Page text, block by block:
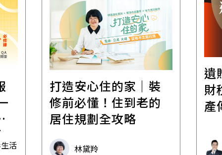
活
打造安心住的家｜裝
修前必懂！住到老的
居住規劃全攻略
林黛羚
遺
財
產